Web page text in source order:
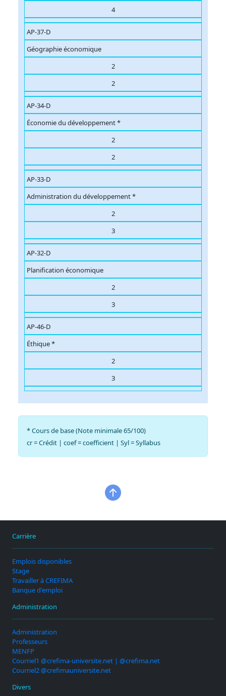
4
AP-37-D
Géographie économique
2
2
AP-34-D
Économie du développement *
2
2
AP-33-D
Administration du développement *
2
3
AP-32-D
Planification économique
2
3
AP-46-D
Éthique *
2
3
* Cours de base (Note minimale 65/100)
cr = Crédit | coef = coefficient | Syl = Syllabus
Carrière
Emplois disponibles
Stage
Travailler à CREFIMA
Banque d'emploi
Administration
Administration
Professeurs
MENFP
Courriel1 @crefima-universite.net | @crefima.net
Courriel2 @crefimauniversite.net
Divers